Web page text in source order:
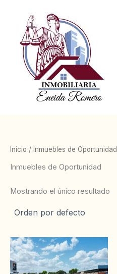
contenido
Inicio / Inmuebles de Oportunidad
Inmuebles de Oportunidad
Mostrando el único resultado